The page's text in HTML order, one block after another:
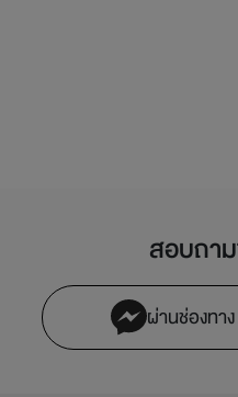
สอบถา
ผ่านช่องทา